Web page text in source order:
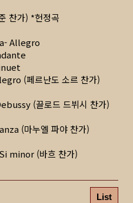
찬가) *헌정곡
Allegro
도 소르 찬가)
(끌로드 드뷔시 찬가)
(마누엘 파야 찬가)
minor (바흐 찬가)
List